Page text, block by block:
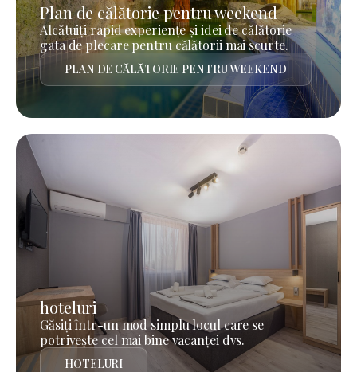
Plan de călătorie pentru weekend
Alcătuiți rapid experiențe și idei de călătorie
gata de plecare pentru călătorii mai scurte.
PLAN DE CĂLĂTORIE PENTRU WEEKEND
hoteluri
Găsiți într-un mod simplu locul care se
potrivește cel mai bine vacanței dvs.
HOTELURI